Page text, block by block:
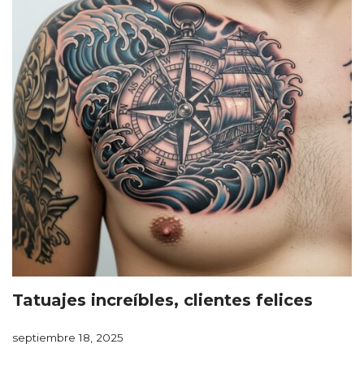
Tatuajes increíbles, clientes felices
septiembre 18, 2025